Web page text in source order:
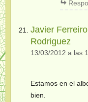
Javier
Rodriguez
13/03/2012 a las
Estamos en el
bien.